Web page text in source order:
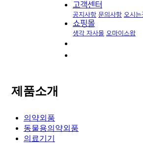
고객센터
공지사항 문의사항 오시는
쇼핑몰
생각 자사몰 오마이스왑
제품소개
의약외품
동물용의약외품
의료기기